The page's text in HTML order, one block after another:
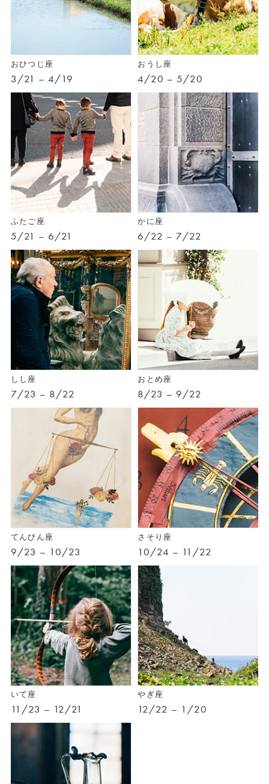
おひつじ座
3/21 – 4/19
おうし座
4/20 – 5/20
ふたご座
5/21 – 6/21
かに座
6/22 – 7/22
しし座
7/23 – 8/22
おとめ座
8/23 – 9/22
てんびん座
9/23 – 10/23
さそり座
10/24 – 11/22
いて座
11/23 – 12/21
やぎ座
12/22 – 1/20